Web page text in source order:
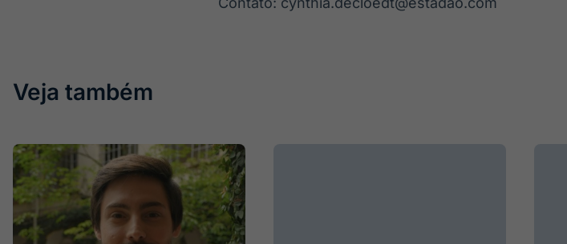
Veja também